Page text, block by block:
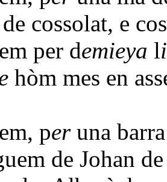
cossolat, e
per demieya l
hòm mes en
peruna
de Johan